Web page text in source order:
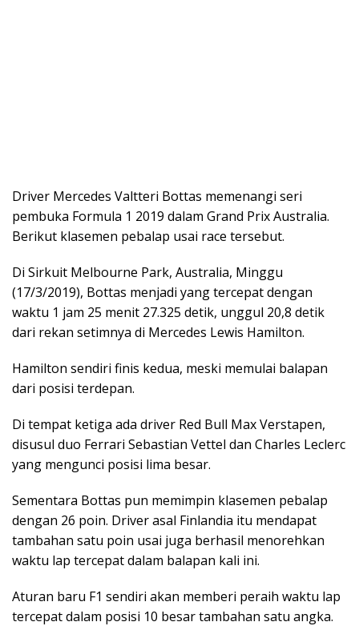
Driver Mercedes Valtteri Bottas memenangi seri
pembuka Formula 1 2019 dalam Grand Prix Australia.
Berikut klasemen pebalap usai race tersebut.
Di Sirkuit Melbourne Park, Australia, Minggu
(17/3/2019), Bottas menjadi yang tercepat dengan
waktu 1 jam 25 menit 27.325 detik, unggul 20,8 detik
dari rekan setimnya di Mercedes Lewis Hamilton.
Hamilton sendiri finis kedua, meski memulai balapan
dari posisi terdepan.
Di tempat ketiga ada driver Red Bull Max Verstapen,
disusul duo Ferrari Sebastian Vettel dan Charles Leclerc
yang mengunci posisi lima besar.
Sementara Bottas pun memimpin klasemen pebalap
dengan 26 poin. Driver asal Finlandia itu mendapat
tambahan satu poin usai juga berhasil menorehkan
waktu lap tercepat dalam balapan kali ini.
Aturan baru F1 sendiri akan memberi peraih waktu lap
tercepat dalam posisi 10 besar tambahan satu angka.